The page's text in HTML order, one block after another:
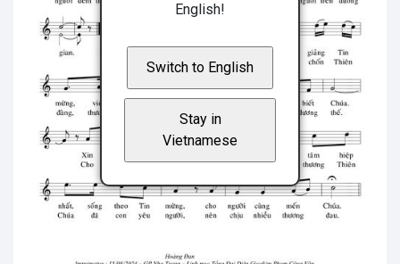
English!
Switch to English
Stay in
Vietnamese